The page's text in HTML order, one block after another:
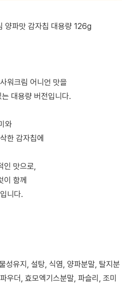
양파맛 감자칩 대용량 126g
워크림 어니언 맛을
대용량 버전입니다.
와
한 감자칩에
인 맛으로,
이 함께
니다.
성유지, 설탕, 식염, 양파분말, 탈지분
우더, 효모엑기스분말, 파슬리, 조미